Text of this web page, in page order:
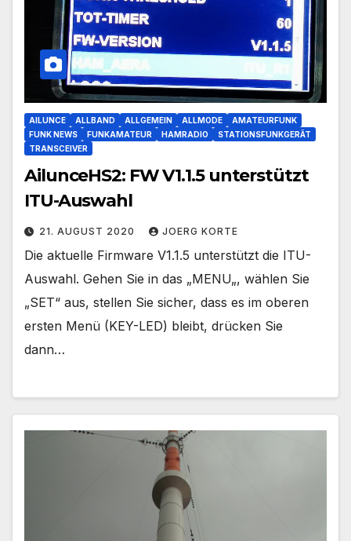
AILUNCE ALLBAND ALLGEMEIN ALLMODE
AMATEURFUNK
FUNK NEWS
FUNKAMATEUR HAMRADIO
STATIONSFUNKGERÄT
TRANSCEIVER
AilunceHS2: FW V1.1.5 unterstützt
ITU-Auswahl
21. AUGUST 2020 JOERG KORTE
Die aktuelle Firmware V1.1.5 unterstützt die ITU-
Auswahl. Gehen Sie in das „MENU„, wählen Sie
„SET“ aus, stellen Sie sicher, dass es im oberen
ersten Menü (KEY-LED) bleibt, drücken Sie
dann…